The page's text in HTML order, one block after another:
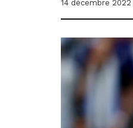
14 décembre 2022